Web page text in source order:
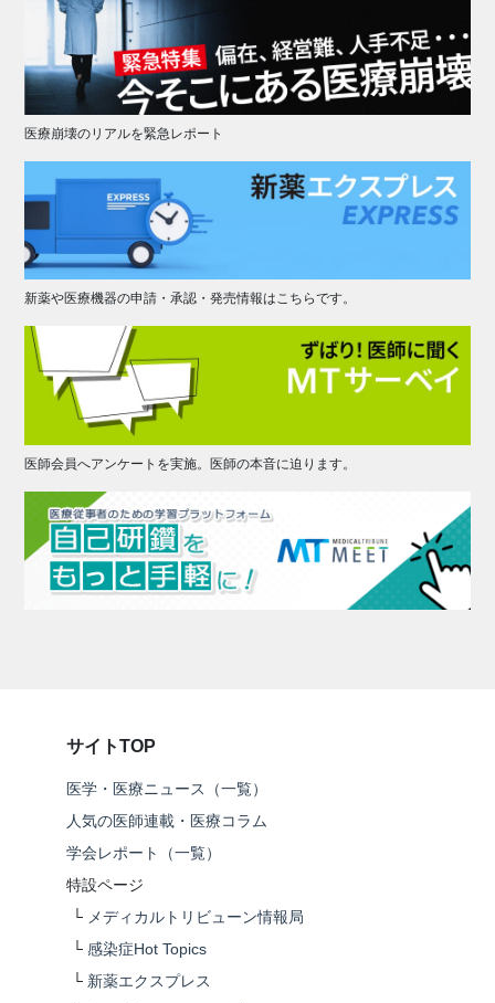
医療崩壊のリアルを緊急レポート
新薬や医療機器の申請・承認・発売情報はこちらです。
医師会員へアンケートを実施。医師の本音に迫ります。
サイトTOP
医学・医療ニュース（一覧）
人気の医師連載・医療コラム
学会レポート（一覧）
特設ページ
└ メディカルトリビューン情報局
└ 感染症Hot Topics
└ 新薬エクスプレス